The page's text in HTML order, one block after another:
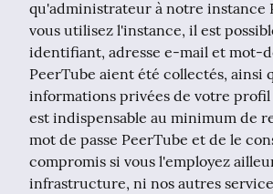
qu'administrateur à notre instance
vous utilisez l'instance, il est
identifiant, adresse e-mail et mot-
PeerTube aient été collectés, ainsi
informations privées de votre
est indispensable au minimum de
mot de passe PeerTube et de le
compromis si vous l'employez
infrastructure, ni nos autres